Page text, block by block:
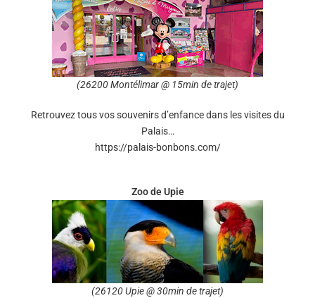
(26200 Montélimar @ 15min de trajet)
Retrouvez tous vos souvenirs d’enfance dans les visites du
Palais…
https://palais-bonbons.com/
Zoo de Upie
(26120 Upie @ 30min de trajet)